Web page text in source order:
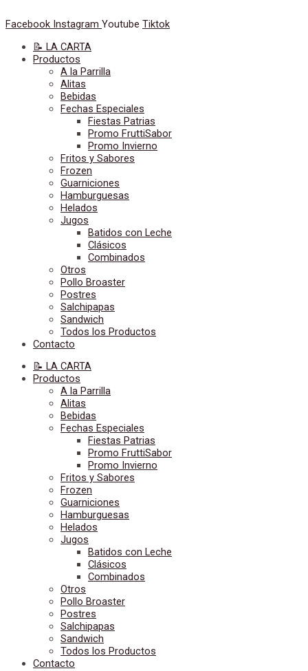
al
contenido
Facebook Instagram Youtube Tiktok
📝 LA CARTA
Productos
A la Parrilla
Alitas
Bebidas
Fechas Especiales
Fiestas Patrias
Promo FruttiSabor
Promo Invierno
Fritos y Sabores
Frozen
Guarniciones
Hamburguesas
Helados
Jugos
Batidos con Leche
Clásicos
Combinados
Otros
Pollo Broaster
Postres
Salchipapas
Sandwich
Todos los Productos
Contacto
📝 LA CARTA
Productos
A la Parrilla
Alitas
Bebidas
Fechas Especiales
Fiestas Patrias
Promo FruttiSabor
Promo Invierno
Fritos y Sabores
Frozen
Guarniciones
Hamburguesas
Helados
Jugos
Batidos con Leche
Clásicos
Combinados
Otros
Pollo Broaster
Postres
Salchipapas
Sandwich
Todos los Productos
Contacto
con
Leche
cantidad